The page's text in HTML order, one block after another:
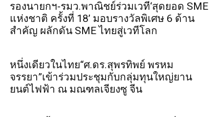
รองนายกฯ-รมว.พาณิชย์ร่วมเวที‘สุดยอด SME
แห่งชาติ ครั้งที่ 18’ มอบรางวัลพิเศษ 6 ด้าน
สำคัญ ผลักดัน SME ไทยสู่เวทีโลก
หนึ่งเดียวในไทย“ศ.ดร.สุพรทิพย์ พรหม
จรรยา”เข้าร่วมประชุมกับกลุ่มทุนใหญ่ยาน
ยนต์ไฟฟ้า ณ มณฑลเจียงซู จีน